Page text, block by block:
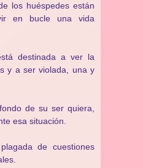
los huéspedes están
en bucle una vida
destinada a ver la
y a ser violada, una y
de su ser quiera,
esa situación.
de cuestiones